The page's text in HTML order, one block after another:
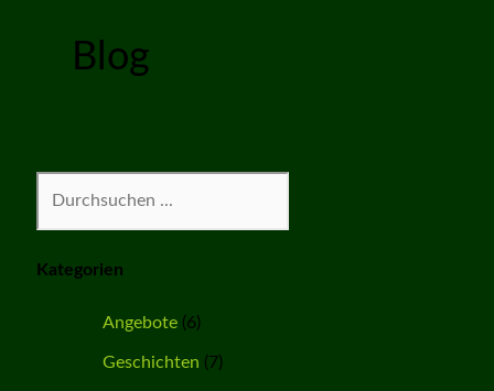
Blog
Kategorien
Angebote(6)
Geschichten (7)